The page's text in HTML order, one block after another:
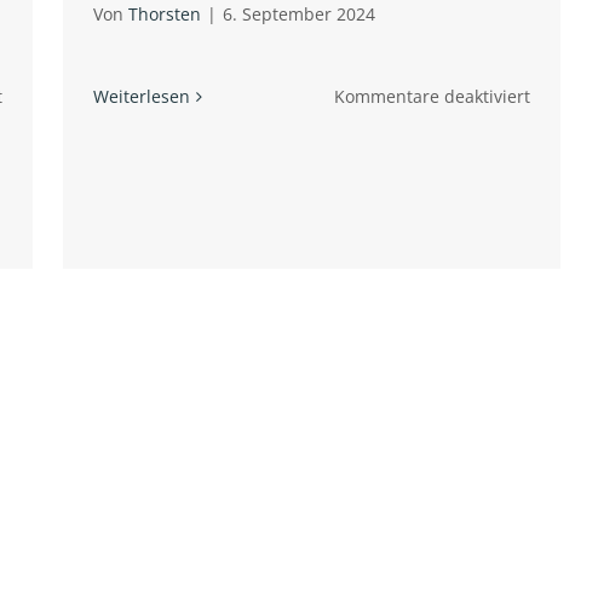
für
Von Thorsten | 6. September 2024
Weiterlesen Kommentare deaktiviertfür